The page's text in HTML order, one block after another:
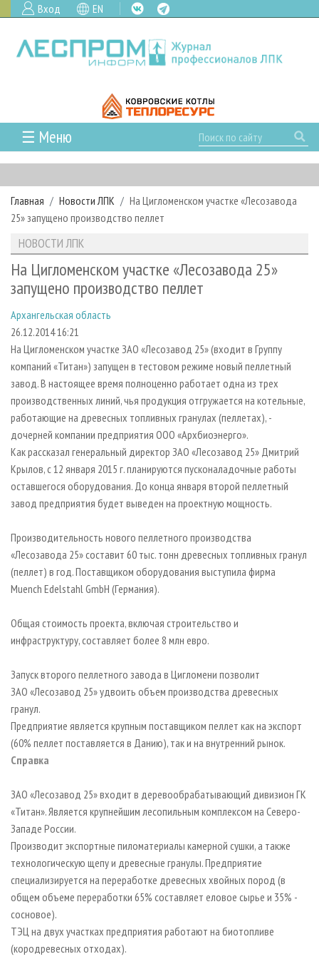
Вход EN
☰ Меню
ГЛАВНАЯ
РУБРИКИ И ТЕМЫ
РУБРИКИ ЖУРНАЛА
ЛЕСОЗАГОТОВКА
ЛЕСОПИЛЕНИЕ
СУШКА ДРЕВЕСИНЫ
ПРОИЗВОДСТВО ДРЕВЕСНЫХ ПЛИТ
ДЕРЕВЯННОЕ ДОМОСТРОЕНИЕ
ПРОИЗВОДСТВО МЕБЕЛИ
БИОЭНЕРГЕТИКА
ЦБП
ИНСТРУМЕНТ И МАТЕРИАЛЫ
НОВОСТИ
НОВОСТИ ЛПК
НОВОСТИ ЖУРНАЛА
ПРОЕКТЫ ЛПИ
АНАЛИТИКА
ПРЕДПРИЯТИЯ ЛПК
ПЕРСОНЫ
МОБИЛЬНЫЕ ВЫСТАВКИ
ОФИЦИАЛЬНЫЕ ДЕЛЕГАЦИИ
ПРИОРИТЕТНЫЕ ИНВЕСТПРОЕКТЫ
RUSSIAN FORESTRY REVIEW
ГАЗЕТА ЛЕСПРОМФОРУМ
БИБЛИОТЕКА СПЕЦИАЛИСТА
АРХИВ
АРХИВ ЖУРНАЛОВ
О ЖУРНАЛЕ
ПОДПИСКА
КОНТАКТЫ
РЕКЛАМОДАТЕЛЯМ
РЕКЛАМА
РЕКЛАМА НА САЙТЕ
Главная Новости ЛПК
На Цигломенском участке «Лесозавода
25» запущено производство пеллет
НОВОСТИ ЛПК
На Цигломенском участке «Лесозавода 25»
запущено производство пеллет
Архангельская область
26.12.2014 16:21
На Цигломенском участке ЗАО «Лесозавод 25» (входит в Группу
компаний «Титан») запущен в тестовом режиме новый пеллетный
завод. В настоящее время полноценно работает одна из трех
производственных линий, чья продукция отгружается на котельные,
работающие на древесных топливных гранулах (пеллетах), -
дочерней компании предприятия ООО «Архбиоэнерго».
Как рассказал генеральный директор ЗАО «Лесозавод 25» Дмитрий
Крылов, с 12 января 2015 г. планируются пусконаладочные работы
оставшегося оборудования. До конца января второй пеллетный
завод предприятия будет выведен на проектную мощность.
Производительность нового пеллетного производства
«Лесозавода 25» составит 60 тыс. тонн древесных топливных гранул
(пеллет) в год. Поставщиком оборудования выступила фирма
Muench Edelstahl GmbH (Германия).
Общая стоимость проекта, включая строительство и
инфраструктуру, составляет более 8 млн евро.
Запуск второго пеллетного завода в Цигломени позволит
ЗАО «Лесозавод 25» удвоить объем производства древесных
гранул.
Предприятие является крупным поставщиком пеллет как на экспорт
(60% пеллет поставляется в Данию), так и на внутренний рынок.
Справка
ЗАО «Лесозавод 25» входит в деревообрабатывающий дивизион ГК
«Титан». Является крупнейшим лесопильным комплексом на Северо-
Западе России.
Производит экспортные пиломатериалы камерной сушки, а также
технологическую щепу и древесные гранулы. Предприятие
специализируется на переработке древесных хвойных пород (в
общем объеме переработки 65% составляет еловое сырье и 35% -
сосновое).
ТЭЦ на двух участках предприятия работают на биотопливе
(кородревесных отходах).